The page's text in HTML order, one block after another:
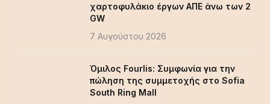
χαρτοφυλάκιο έργων ΑΠΕ άνω των 2
GW
7 Αυγούστου 2026
Όμιλος Fourlis: Συμφωνία για την
πώληση της συμμετοχής στο Sofia
South Ring Mall